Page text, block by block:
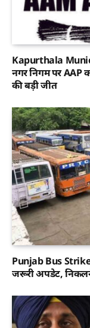
Kapurthala
नगर निगम पर AAP
की बड़ी जीत
Punjab Bus
जरूरी अपडेट,